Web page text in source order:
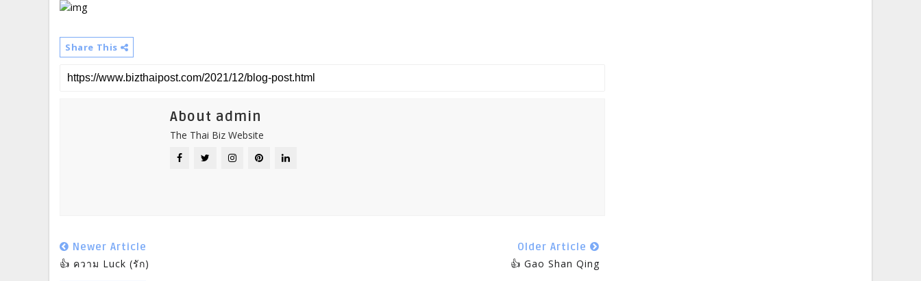
Share This
About admin
The Thai Biz Website
Newer Article
👍 ความ Luck (รัก)
Older Article
👍 Gao Shan Qing